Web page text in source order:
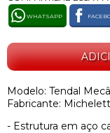
WHATSAPP
Modelo: Tendal
Fabricante:
- Estrutura em aço